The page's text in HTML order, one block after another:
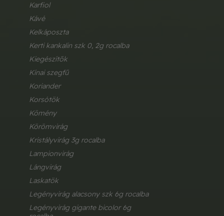
karfiol
kávé
kelkáposzta
kerti kankalin szk 0, 2g rocalba
kiegészítők
kínai szegfű
koriander
korsótök
kömény
körömvirág
kristályvirág 3g rocalba
lampionvirág
lángvirág
laskatök
legényvirág alacsony szk 6g rocalba
legényvirág gigante bicolor 6g